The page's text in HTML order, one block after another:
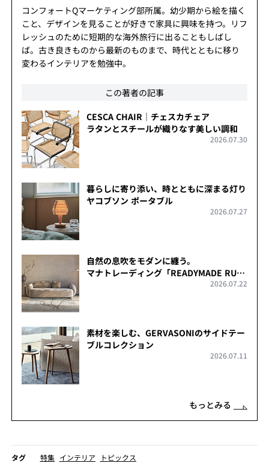
コンフォートQマーケティング部所属。幼少期から絵を描く
こと、デザインを見ることが好きで家具に興味を持つ。リフ
レッシュのために短期的な海外旅行に出ることもしばし
ば。古き良きものから最新のものまで、時代とともに移り
変わるインテリアを勉強中。
この著者の記事
CESCA CHAIR｜チェスカチェア
ラタンとスチールが織りなす美しい調和
2026.07.30
暮らしに寄り添い、時とともに深まる灯り
ヤコブソン ポータブル
2026.07.27
自然の息吹をモダンに纏う。
マナトレーディング「READYMADE RUG
2026.07.22
素材を楽しむ、GERVASONIのサイドテー
ブルコレクション
2026.07.11
もっとみる
タグ 特集 インテリア トピックス